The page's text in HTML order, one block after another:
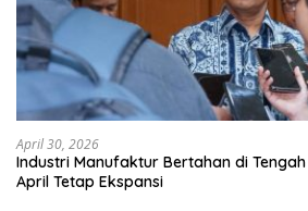
April 30, 2026
Industri Manufaktur Bertahan di
April Tetap Ekspansi